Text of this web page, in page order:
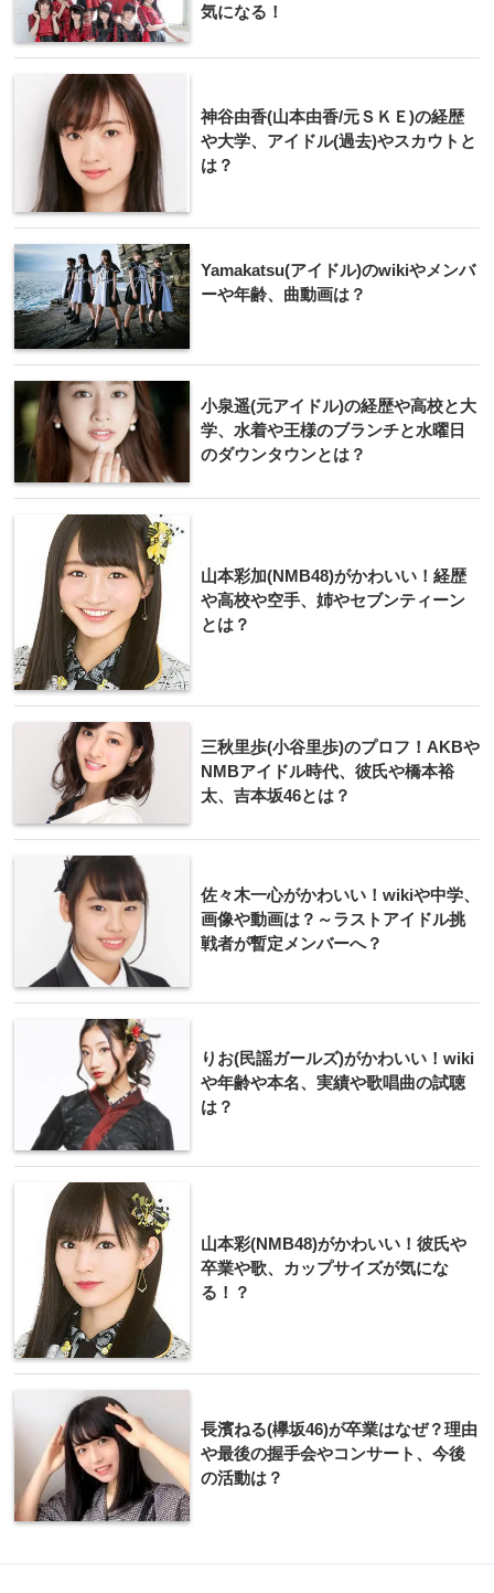
気になる！
神谷由香(山本由香/元ＳＫＥ)の経歴
や大学、アイドル(過去)やスカウトと
は？
Yamakatsu(アイドル)のwikiやメンバ
ーや年齢、曲動画は？
小泉遥(元アイドル)の経歴や高校と大
学、水着や王様のブランチと水曜日
のダウンタウンとは？
山本彩加(NMB48)がかわいい！経歴
や高校や空手、姉やセブンティーン
とは？
三秋里歩(小谷里歩)のプロフ！AKBや
NMBアイドル時代、彼氏や橋本裕
太、吉本坂46とは？
佐々木一心がかわいい！wikiや中学、
画像や動画は？～ラストアイドル挑
戦者が暫定メンバーへ？
りお(民謡ガールズ)がかわいい！wiki
や年齢や本名、実績や歌唱曲の試聴
は？
山本彩(NMB48)がかわいい！彼氏や
卒業や歌、カップサイズが気にな
る！？
長濱ねる(欅坂46)が卒業はなぜ？理由
や最後の握手会やコンサート、今後
の活動は？